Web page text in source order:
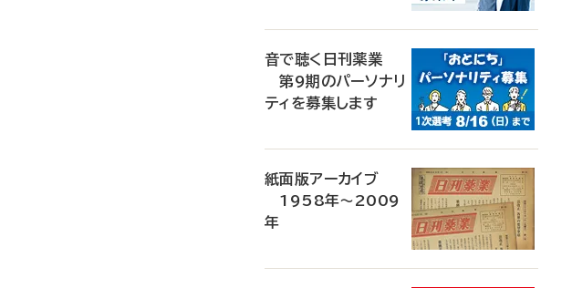
音で聴く日刊薬業
第9期のパーソナリ
ティを募集します
紙面版アーカイブ
1958年～2009
年